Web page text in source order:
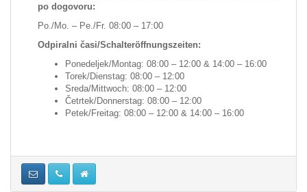
po dogovoru:
Po./Mo. – Pe./Fr. 08:00 – 17:00
Odpiralni časi/Schalteröffnungszeiten:
Ponedeljek/Montag: 08:00 – 12:00 & 14:00 – 16:00
Torek/Dienstag: 08:00 – 12:00
Sreda/Mittwoch: 08:00 – 12:00
Četrtek/Donnerstag: 08:00 – 12:00
Petek/Freitag: 08:00 – 12:00 & 14:00 – 16:00